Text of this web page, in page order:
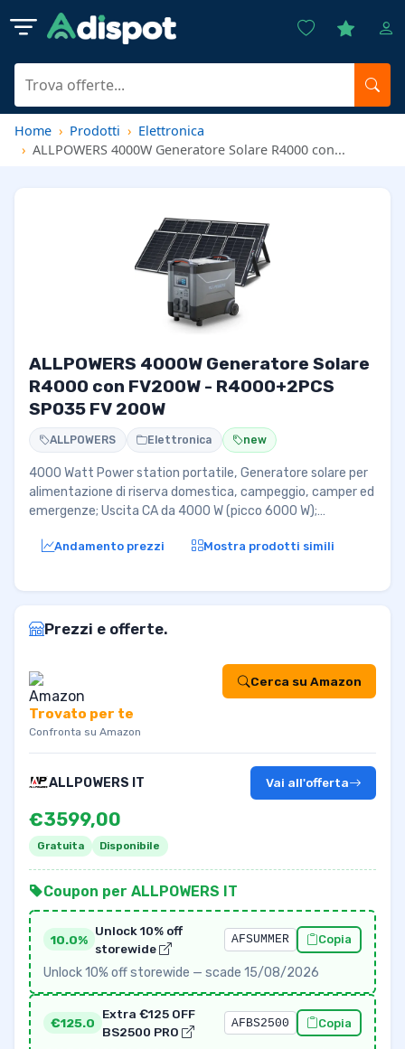
Home Prodotti
Elettronica
ALLPOWERS 4000W Generatore Solare R4000 con...
ALLPOWERS 4000W Generatore Solare
R4000 con FV200W - R4000+2PCS
SP035 FV 200W
ALLPOWERS Elettronica new
4000 Watt Power station portatile, Generatore solare per
alimentazione di riserva domestica, campeggio, camper ed
emergenze; Uscita CA da 4000 W (picco 6000 W);…
Andamento prezzi Mostra prodotti simili
Prezzi e offerte.
Trovato per te
Confronta su Amazon
Cerca su Amazon
ALLPOWERS IT
€3599,00
Gratuita Disponibile
Vai all'offerta
Coupon per ALLPOWERS IT
10.0%
Unlock 10% off
storewide
AFSUMMER Copia
Unlock 10% off storewide — scade 15/08/2026
€125.0
Extra €125 OFF
BS2500 PRO
AFBS2500 Copia